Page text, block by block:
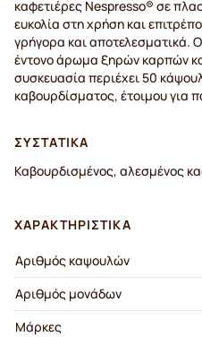
καφετιέρες Nespresso® σε
ευκολία στη χρήση και
γρήγορα και αποτελεσματικά.
έντονο άρωμα ξηρών καρπών
συσκευασία περιέχει 50
καβουρδίσματος, έτοιμου για
ΣΥΣΤΑΤΙΚΆ
Καβουρδισμένος, αλεσμένος
ΧΑΡΑΚΤΗΡΙΣΤΙΚΆ
Αριθμός καψουλών
Αριθμός μονάδων
Μάρκες